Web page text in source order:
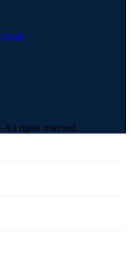
rights reserved.